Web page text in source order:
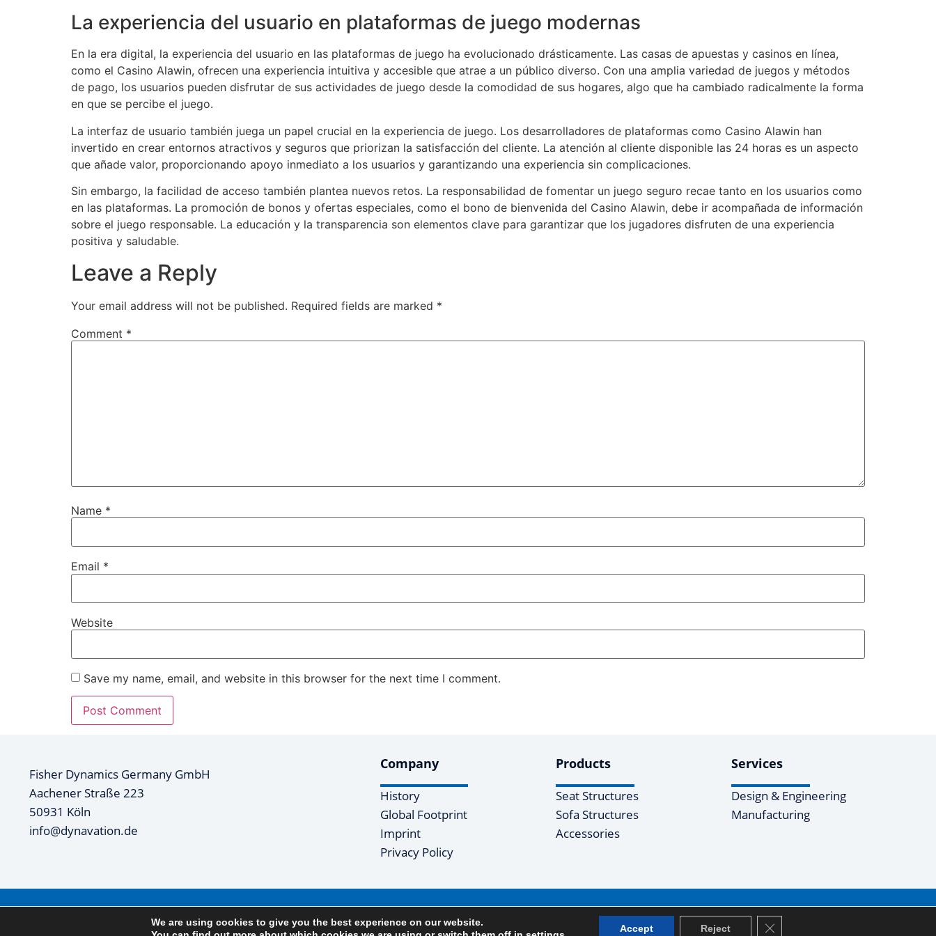
La experiencia del usuario en plataformas de juego modernas
En la era digital, la experiencia del usuario en las plataformas de juego ha evolucionado drásticamente. Las casas de apuestas y casinos en línea,
como el Casino Alawin, ofrecen una experiencia intuitiva y accesible que atrae a un público diverso. Con una amplia variedad de juegos y métodos
de pago, los usuarios pueden disfrutar de sus actividades de juego desde la comodidad de sus hogares, algo que ha cambiado radicalmente la forma
en que se percibe el juego.
La interfaz de usuario también juega un papel crucial en la experiencia de juego. Los desarrolladores de plataformas como Casino Alawin han
invertido en crear entornos atractivos y seguros que priorizan la satisfacción del cliente. La atención al cliente disponible las 24 horas es un aspecto
que añade valor, proporcionando apoyo inmediato a los usuarios y garantizando una experiencia sin complicaciones.
Sin embargo, la facilidad de acceso también plantea nuevos retos. La responsabilidad de fomentar un juego seguro recae tanto en los usuarios como
en las plataformas. La promoción de bonos y ofertas especiales, como el bono de bienvenida del Casino Alawin, debe ir acompañada de información
sobre el juego responsable. La educación y la transparencia son elementos clave para garantizar que los jugadores disfruten de una experiencia
positiva y saludable.
Leave a Reply
Your email address will not be published. Required fields are marked *
Comment *
Name *
Email *
Website
Save my name, email, and website in this browser for the next time I comment.
Fisher Dynamics Germany GmbH
Aachener Straße 223
50931 Köln
info@dynavation.de
Company
History
Global Footprint
Imprint
Privacy Policy
Products
Seat Structures
Sofa Structures
Accessories
Services
Design & Engineering
Manufacturing
© 2025 Fisher Dynamics Germany GmbH - All rights reserved
We are using cookies to give you the best experience on our website.
Accept Reject Close GDPR Cookie Banner